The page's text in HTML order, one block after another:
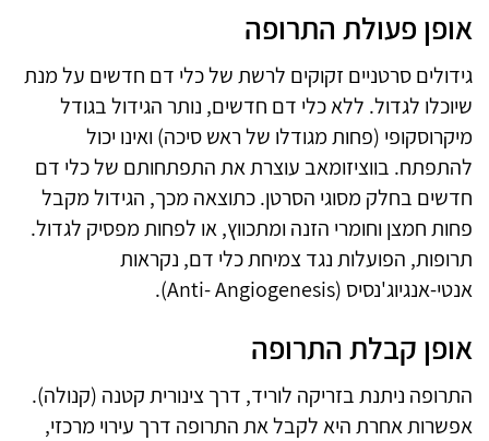
אופן פעולת התרופה
גידולים סרטניים זקוקים לרשת של כלי דם חדשים על מנת
שיוכלו לגדול. ללא כלי דם חדשים, נותר הגידול בגודל
מיקרוסקופי (פחות מגודלו של ראש סיכה) ואינו יכול
להתפתח. בווציזומאב עוצרת את התפתחותם של כלי דם
חדשים בחלק מסוגי הסרטן. כתוצאה מכך, הגידול מקבל
פחות חמצן וחומרי הזנה ומתכווץ, או לפחות מפסיק לגדול.
תרופות, הפועלות נגד צמיחת כלי דם, נקראות
אנטי-אנגיוג'נסיס (Anti- Angiogenesis).
אופן קבלת התרופה
התרופה ניתנת בזריקה לוריד, דרך צינורית קטנה (קנולה).
אפשרות אחרת היא לקבל את התרופה דרך עירוי מרכזי,